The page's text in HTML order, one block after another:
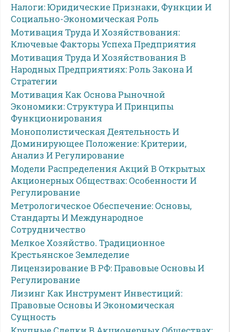
Налоги: Юридические Признаки, Функции И
Социально-Экономическая Роль
Мотивация Труда И Хозяйствования:
Ключевые Факторы Успеха Предприятия
Мотивация Труда И Хозяйствования В
Народных Предприятиях: Роль Закона И
Стратегии
Мотивация Как Основа Рыночной
Экономики: Структура И Принципы
Функционирования
Монополистическая Деятельность И
Доминирующее Положение: Критерии,
Анализ И Регулирование
Модели Распределения Акций В Открытых
Акционерных Обществах: Особенности И
Регулирование
Метрологическое Обеспечение: Основы,
Стандарты И Международное
Сотрудничество
Мелкое Хозяйство. Традиционное
Крестьянское Земледелие
Лицензирование В РФ: Правовые Основы И
Регулирование
Лизинг Как Инструмент Инвестиций:
Правовые Основы И Экономическая
Сущность